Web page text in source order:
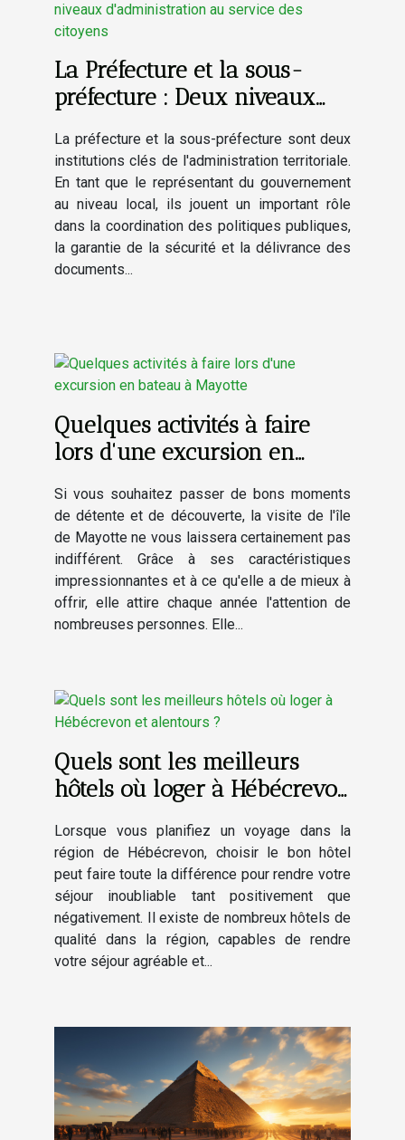
La Préfecture et la sous-
préfecture : Deux niveaux
des citoyens
La préfecture et la sous-préfecture sont deux
institutions clés de l'administration territoriale.
En tant que le représentant du gouvernement
au niveau local, ils jouent un important rôle
dans la coordination des politiques publiques,
la garantie de la sécurité et la délivrance des
documents...
Quelques activités à faire
lors d'une excursion en
Si vous souhaitez passer de bons moments
de détente et de découverte, la visite de l'île
de Mayotte ne vous laissera certainement pas
indifférent. Grâce à ses caractéristiques
impressionnantes et à ce qu'elle a de mieux à
offrir, elle attire chaque année l'attention de
nombreuses personnes. Elle...
Quels sont les meilleurs
hôtels où loger à Hébécrevon
Lorsque vous planifiez un voyage dans la
région de Hébécrevon, choisir le bon hôtel
peut faire toute la différence pour rendre votre
séjour inoubliable tant positivement que
négativement. Il existe de nombreux hôtels de
qualité dans la région, capables de rendre
votre séjour agréable et...